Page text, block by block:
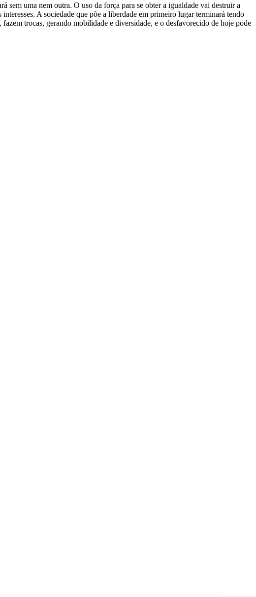
sem uma nem outra. O uso da força para se obter a igualdade vai destruir a
A sociedade que põe a liberdade em primeiro lugar terminará tendo
trocas, gerando mobilidade e diversidade, e o desfavorecido de hoje pode